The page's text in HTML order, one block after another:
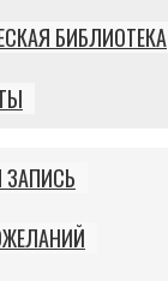
БИБЛИОТЕКА
ЗАПИСЬ